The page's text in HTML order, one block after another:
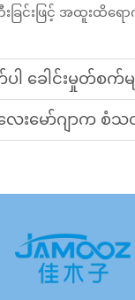
းခြင်းဖြင့် အထူးထိရ
ျားထဲမှ fatigue (ပင်ပန်းမှု) ကို ထိရောက်စွာ လျော့နည်းစေသော
စံသတ်မှတ်ချက်အရ ကုန်ပစ္စည်းအမှတ်တံဆိပ်ဖွဲ့စည်းမှု (OEM)